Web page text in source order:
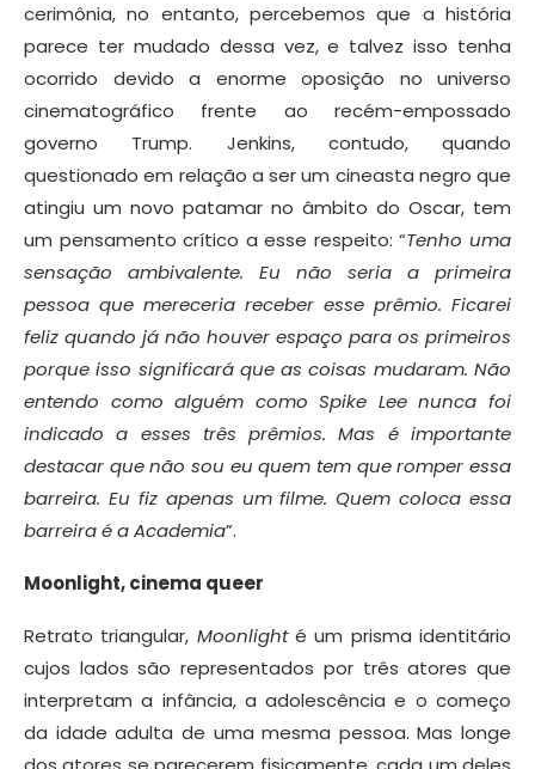
cerimônia, no entanto, percebemos que a história
parece ter mudado dessa vez, e talvez isso tenha
ocorrido devido a enorme oposição no universo
cinematográfico frente ao recém-empossado
governo Trump. Jenkins, contudo, quando
questionado em relação a ser um cineasta negro que
atingiu um novo patamar no âmbito do Oscar, tem
um pensamento crítico a esse respeito: “Tenho uma
sensação ambivalente. Eu não seria a primeira
pessoa que mereceria receber esse prêmio. Ficarei
feliz quando já não houver espaço para os primeiros
porque isso significará que as coisas mudaram. Não
entendo como alguém como Spike Lee nunca foi
indicado a esses três prêmios. Mas é importante
destacar que não sou eu quem tem que romper essa
barreira. Eu fiz apenas um filme. Quem coloca essa
barreira é a Academia”.
Moonlight, cinema queer
Retrato triangular, Moonlighté um prisma identitário
cujos lados são representados por três atores que
interpretam a infância, a adolescência e o começo
da idade adulta de uma mesma pessoa. Mas longe